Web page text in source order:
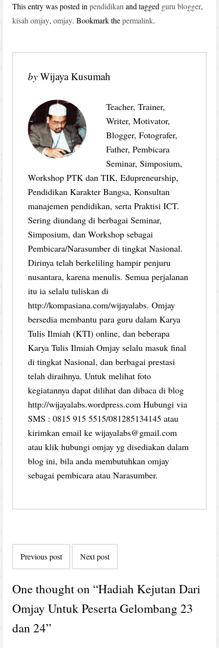
This entry was posted inpendidikanand tagged guru blogger,
kisah omjay,omjay. Bookmark thepermalink.
byWijaya Kusumah
Teacher, Trainer,
Writer, Motivator,
Blogger, Fotografer,
Father, Pembicara
Seminar, Simposium,
Workshop PTK dan TIK, Edupreneurship,
Pendidikan Karakter Bangsa, Konsultan
manajemen pendidikan, serta Praktisi ICT.
Sering diundang di berbagai Seminar,
Simposium, dan Workshop sebagai
Pembicara/Narasumber di tingkat Nasional.
Dirinya telah berkeliling hampir penjuru
nusantara, karena menulis. Semua perjalanan
itu ia selalu tuliskan di
http://kompasiana.com/wijayalabs. Omjay
bersedia membantu para guru dalam Karya
Tulis Ilmiah (KTI) online, dan beberapa
Karya Tulis Ilmiah Omjay selalu masuk final
di tingkat Nasional, dan berbagai prestasi
telah diraihnya. Untuk melihat foto
kegiatannya dapat dilihat dan dibaca di blog
http://wijayalabs.wordpress.com Hubungi via
SMS : 0815 915 5515/081285134145 atau
kirimkan email ke wijayalabs@gmail.com
atau klik hubungi omjay yg disediakan dalam
blog ini, bila anda membutuhkan omjay
sebagai pembicara atau Narasumber.
navigation
Previous post Next post
One thought on “Hadiah Kejutan Dari
Omjay Untuk Peserta Gelombang 23
dan 24”